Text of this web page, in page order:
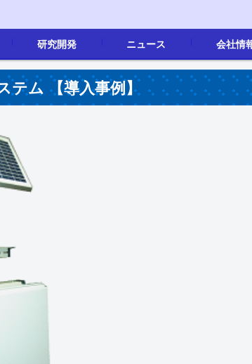
研究開発
製品開発
画像処理
その他
ニュース
新着情報
会社情
会社概要
沿革
事業内容
地図
採用情報(
テム 【導入事例】